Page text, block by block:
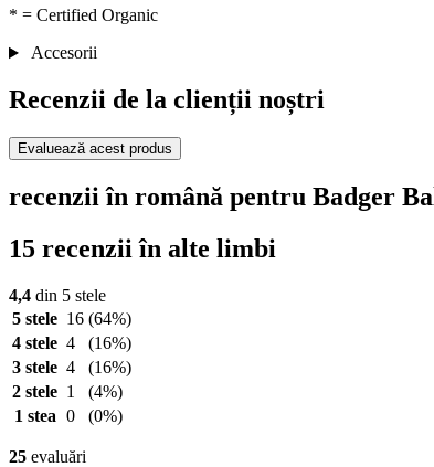
* = Certified Organic
Accesorii
Recenzii de la clienții noștri
Evaluează acest produs
recenzii în română pentru Badger
15 recenzii în alte limbi
4,4 din 5 stele
5 stele 16 (64%)
4 stele 4
(16%)
3 stele 4
(16%)
2 stele 1
(4%)
1 stea 0 (0%)
25 evaluări